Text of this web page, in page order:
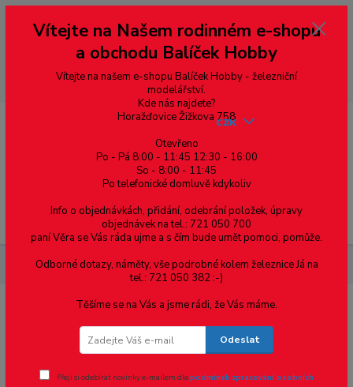
--- pro zákazníky ze Slovenska a jiných zemí, pokud chcete platit v eurech
přepněte si e-shop na euro 💶 pro přepočet měny - pravý horní roh ---
dobírky – pokud si z nějakého důvodu zásilku nevyzvednete, bude po
domluvě zaslána znovu s opětovnou platbou za poštovné, v opačném
případě bude zrušena a účet přidán na blacklist a rušeny následující
objednávky.
Menu
CZK
Součástky pro elektroniku SMD Rezistor R0603 1.2MΩ +-1%
Akce
Vítejte na Našem rodinném e-shopu
a obchodu Balíček Hobby
Vítejte na našem e-shopu Balíček Hobby - železniční
modelářství.
Kde nás najdete?
Horažďovice Žižkova 758
Otevřeno
Po - Pá 8:00 - 11:45 12:30 - 16:00
So - 8:00 - 11:45
Po telefonické domluvě kdykoliv
Info o objednávkách, přidání, odebrání položek, úpravy
objednávek na tel.: 721 050 700
paní Věra se Vás ráda ujme a s čím bude umět pomoci, pomůže.
Odborné dotazy, náměty, vše podrobné kolem železnice Já na
tel.: 721 050 382 :-)
Těšíme se na Vás a jsme rádi, že Vás máme.
Odeslat
Přeji si odebírat novinky e-mailem dlepodmínek zpracování osobních